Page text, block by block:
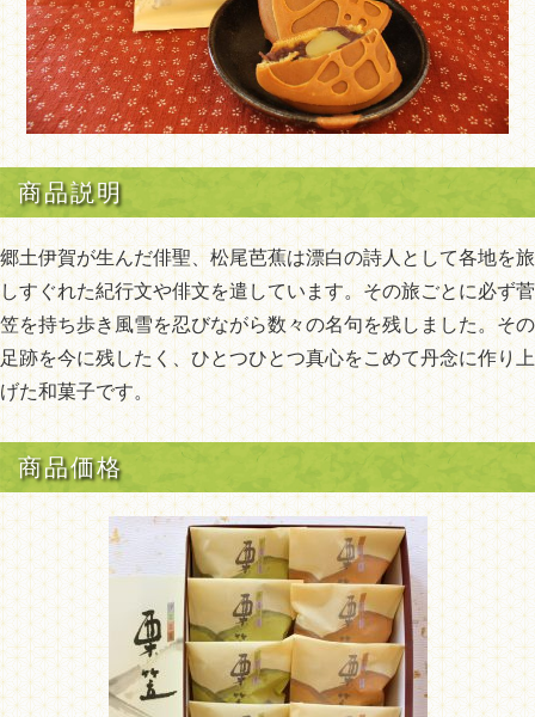
商品説明
郷土伊賀が生んだ俳聖、松尾芭蕉は漂白の詩人として各地を旅
しすぐれた紀行文や俳文を遣しています。その旅ごとに必ず菅
笠を持ち歩き風雪を忍びながら数々の名句を残しました。その
足跡を今に残したく、ひとつひとつ真心をこめて丹念に作り上
げた和菓子です。
商品価格